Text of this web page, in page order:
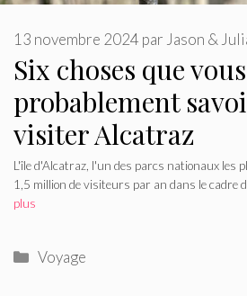
Six choses que
probablement
visiter Alcatraz
13 novembre 2024 par Jason &
L'île d'Alcatraz, l'un des parcs nationaux les
1,5 million de visiteurs par an dans le cadre
plus
Catégories
Voyage